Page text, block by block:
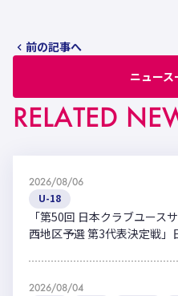
前の記事へ
ニュー
RELATED
2026/08/06
U-18
「第50回 日本クラブユース
西地区予選 第3代表決定戦」
2026/08/04